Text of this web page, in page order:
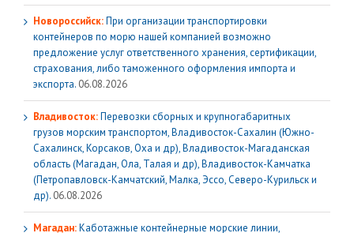
Новороссийск:При организации транспортировки
контейнеров по морю нашей компанией возможно
предложение услуг ответственного хранения, сертификации,
страхования, либо таможенного оформления импорта и
экспорта. 06.08.2026
Владивосток:Перевозки сборных и крупногабаритных
грузов морским транспортом, Владивосток-Сахалин (Южно-
Сахалинск, Корсаков, Оха и др), Владивосток-Магаданская
область (Магадан, Ола, Талая и др), Владивосток-Камчатка
(Петропавловск-Камчатский, Малка, Эссо, Северо-Курильск и
др). 06.08.2026
Магадан:Каботажные контейнерные морские линии,